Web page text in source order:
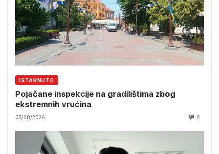
ISTAKNUTO
Pojačane inspekcije na gradilištima zbog
ekstremnih vrućina
05/08/2026 0